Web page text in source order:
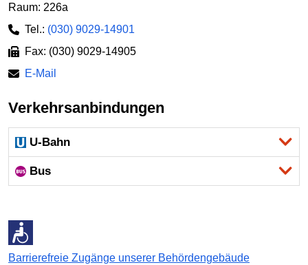
Raum: 226a
Tel.: (030) 9029-14901
Fax: (030) 9029-14905
E-Mail
Verkehrsanbindungen
U-Bahn
Bus
Barrierefreie Zugänge unserer Behördengebäude